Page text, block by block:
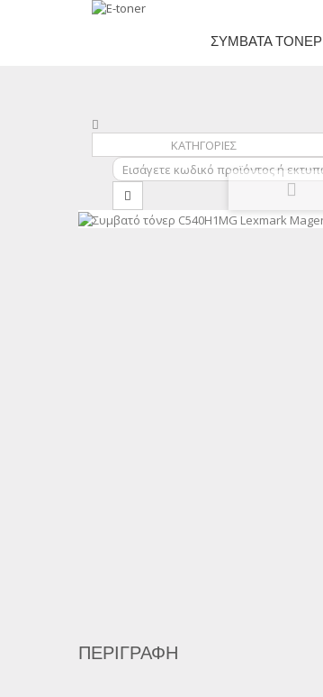
ΣΥΜΒΑΤΆ ΤΌΝΕΡ
ΚΑΤΗΓΟΡΙΕΣ
ΠΕΡΙΓΡΑΦΉ